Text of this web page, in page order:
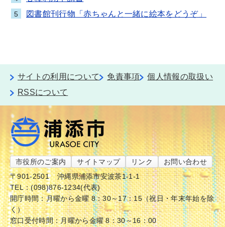
5 図書館刊行物「赤ちゃんと一緒に絵本をどうぞ」
サイトの利用について 免責事項
個人情報の取扱い
RSSについて
市役所のご案内 サイトマップ リンク
お問い合わせ
〒901-2501
沖縄県浦添市安波茶1-1-1
TEL：(098)876-1234(代表)
開庁時間：月曜から金曜 8：30～17：15（祝日・年末年始を除
く）
窓口受付時間：月曜から金曜 8：30～16：00